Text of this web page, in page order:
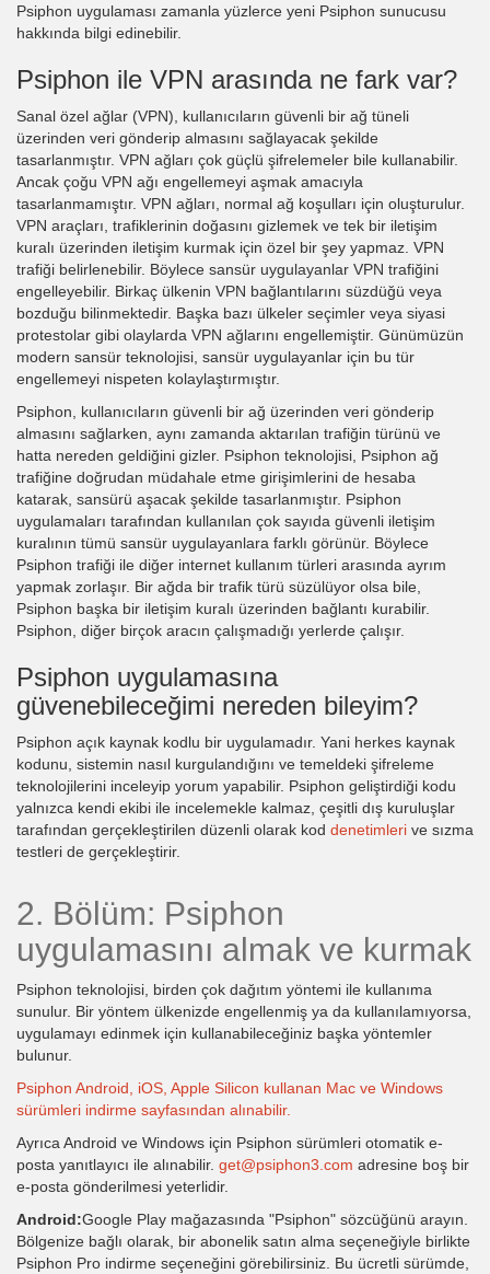
Psiphon uygulaması zamanla yüzlerce yeni Psiphon sunucusu
hakkında bilgi edinebilir.
Psiphon ile VPN arasında ne fark var?
Sanal özel ağlar (VPN), kullanıcıların güvenli bir ağ tüneli
üzerinden veri gönderip almasını sağlayacak şekilde
tasarlanmıştır. VPN ağları çok güçlü şifrelemeler bile kullanabilir.
Ancak çoğu VPN ağı engellemeyi aşmak amacıyla
tasarlanmamıştır. VPN ağları, normal ağ koşulları için oluşturulur.
VPN araçları, trafiklerinin doğasını gizlemek ve tek bir iletişim
kuralı üzerinden iletişim kurmak için özel bir şey yapmaz. VPN
trafiği belirlenebilir. Böylece sansür uygulayanlar VPN trafiğini
engelleyebilir. Birkaç ülkenin VPN bağlantılarını süzdüğü veya
bozduğu bilinmektedir. Başka bazı ülkeler seçimler veya siyasi
protestolar gibi olaylarda VPN ağlarını engellemiştir. Günümüzün
modern sansür teknolojisi, sansür uygulayanlar için bu tür
engellemeyi nispeten kolaylaştırmıştır.
Psiphon, kullanıcıların güvenli bir ağ üzerinden veri gönderip
almasını sağlarken, aynı zamanda aktarılan trafiğin türünü ve
hatta nereden geldiğini gizler. Psiphon teknolojisi, Psiphon ağ
trafiğine doğrudan müdahale etme girişimlerini de hesaba
katarak, sansürü aşacak şekilde tasarlanmıştır. Psiphon
uygulamaları tarafından kullanılan çok sayıda güvenli iletişim
kuralının tümü sansür uygulayanlara farklı görünür. Böylece
Psiphon trafiği ile diğer internet kullanım türleri arasında ayrım
yapmak zorlaşır. Bir ağda bir trafik türü süzülüyor olsa bile,
Psiphon başka bir iletişim kuralı üzerinden bağlantı kurabilir.
Psiphon, diğer birçok aracın çalışmadığı yerlerde çalışır.
Psiphon uygulamasına
güvenebileceğimi nereden bileyim?
Psiphon açık kaynak kodlu bir uygulamadır. Yani herkes kaynak
kodunu, sistemin nasıl kurgulandığını ve temeldeki şifreleme
teknolojilerini inceleyip yorum yapabilir. Psiphon geliştirdiği kodu
yalnızca kendi ekibi ile incelemekle kalmaz, çeşitli dış kuruluşlar
tarafından gerçekleştirilen düzenli olarak kod denetimleri ve sızma
testleri de gerçekleştirir.
2. Bölüm: Psiphon
uygulamasını almak ve kurmak
Psiphon teknolojisi, birden çok dağıtım yöntemi ile kullanıma
sunulur. Bir yöntem ülkenizde engellenmiş ya da kullanılamıyorsa,
uygulamayı edinmek için kullanabileceğiniz başka yöntemler
bulunur.
Psiphon Android, iOS, Apple Silicon kullanan Mac ve Windows
sürümleri indirme sayfasından alınabilir.
Ayrıca Android ve Windows için Psiphon sürümleri otomatik e-
posta yanıtlayıcı ile alınabilir. get@psiphon3.com adresine boş bir
e-posta gönderilmesi yeterlidir.
Android:Google Play mağazasında "Psiphon" sözcüğünü arayın.
Bölgenize bağlı olarak, bir abonelik satın alma seçeneğiyle birlikte
Psiphon Pro indirme seçeneğini görebilirsiniz. Bu ücretli sürümde,